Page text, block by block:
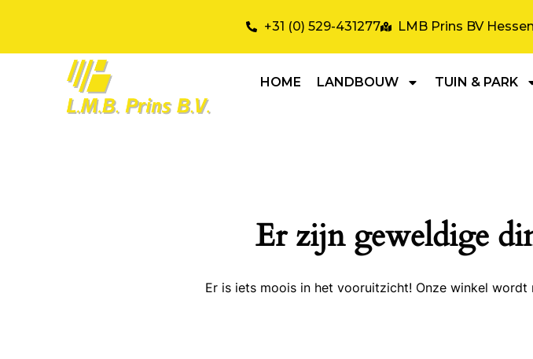
+31 (0) 529-431277 LMB Prins BV
HOME LANDBOUW TUIN & PARK
Er zijn geweldige
Er is iets moois in het vooruitzicht! Onze winkel